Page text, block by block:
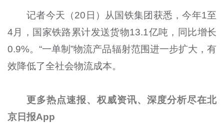
记者今天（20日）从国铁集团获悉，今年1至
4月，国家铁路累计发送货物13.1亿吨，同比增长
0.9%。“一单制”物流产品辐射范围进一步扩大，有
效降低了全社会物流成本。
更多热点速报、权威资讯、深度分析尽在北
京日报App